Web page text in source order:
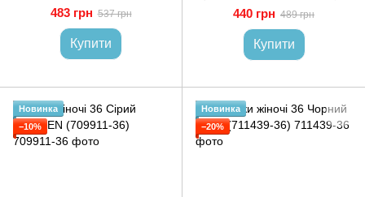
483 грн 537 грн
Купити
440 грн 489 грн
Купити
Новинка
−10%
Новинка
−20%